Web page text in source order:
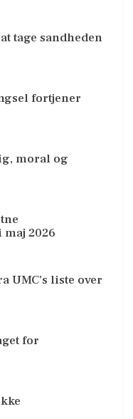
tage sandheden
fortjener
moral og
2026
UMC’s liste over
for